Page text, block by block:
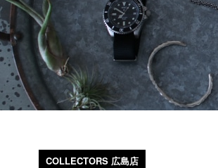
COLLECTORS 広島店